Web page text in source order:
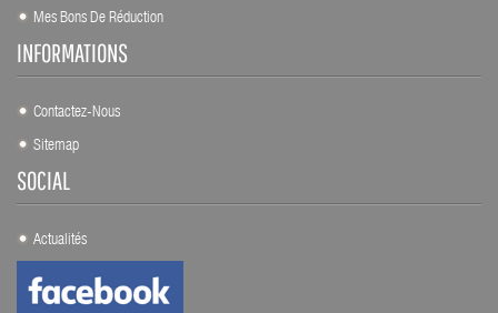
Mes Bons De Réduction
INFORMATIONS
Contactez-Nous
Sitemap
SOCIAL
Actualités